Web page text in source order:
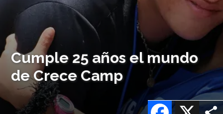
Cumple 25 años el mundo
de Crece Camp
X
Facebook